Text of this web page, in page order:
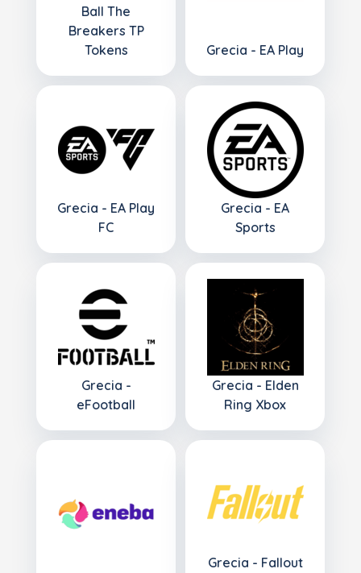
Ball The
Breakers TP
Tokens
Grecia - EA Play
Grecia - EA Play
FC
Grecia - EA
Sports
Grecia -
eFootball
Grecia - Elden
Ring Xbox
Grecia - Fallout